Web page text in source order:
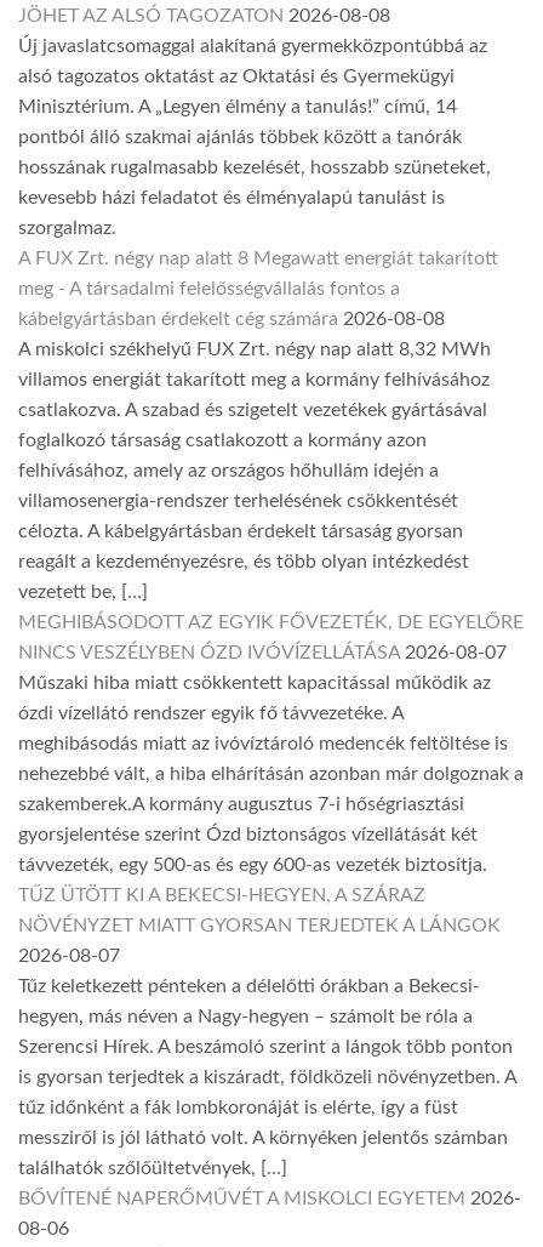
JÖHET AZ ALSÓ TAGOZATON 2026-08-08
Új javaslatcsomaggal alakítaná gyermekközpontúbbá az
alsó tagozatos oktatást az Oktatási és Gyermekügyi
Minisztérium. A „Legyen élmény a tanulás!” című, 14
pontból álló szakmai ajánlás többek között a tanórák
hosszának rugalmasabb kezelését, hosszabb szüneteket,
kevesebb házi feladatot és élményalapú tanulást is
szorgalmaz.
A FUX Zrt. négy nap alatt 8 Megawatt energiát takarított
meg - A társadalmi felelősségvállalás fontos a
kábelgyártásban érdekelt cég számára 2026-08-08
A miskolci székhelyű FUX Zrt. négy nap alatt 8,32 MWh
villamos energiát takarított meg a kormány felhívásához
csatlakozva. A szabad és szigetelt vezetékek gyártásával
foglalkozó társaság csatlakozott a kormány azon
felhívásához, amely az országos hőhullám idején a
villamosenergia-rendszer terhelésének csökkentését
célozta. A kábelgyártásban érdekelt társaság gyorsan
reagált a kezdeményezésre, és több olyan intézkedést
vezetett be, […]
MEGHIBÁSODOTT AZ EGYIK FŐVEZETÉK, DE EGYELŐRE
NINCS VESZÉLYBEN ÓZD IVÓVÍZELLÁTÁSA 2026-08-07
Műszaki hiba miatt csökkentett kapacitással működik az
ózdi vízellátó rendszer egyik fő távvezetéke. A
meghibásodás miatt az ivóvíztároló medencék feltöltése is
nehezebbé vált, a hiba elhárításán azonban már dolgoznak a
szakemberek.A kormány augusztus 7-i hőségriasztási
gyorsjelentése szerint Ózd biztonságos vízellátását két
távvezeték, egy 500-as és egy 600-as vezeték biztosítja.
TŰZ ÜTÖTT KI A BEKECSI-HEGYEN, A SZÁRAZ
NÖVÉNYZET MIATT GYORSAN TERJEDTEK A LÁNGOK
2026-08-07
Tűz keletkezett pénteken a délelőtti órákban a Bekecsi-
hegyen, más néven a Nagy-hegyen – számolt be róla a
Szerencsi Hírek. A beszámoló szerint a lángok több ponton
is gyorsan terjedtek a kiszáradt, földközeli növényzetben. A
tűz időnként a fák lombkoronáját is elérte, így a füst
messziről is jól látható volt. A környéken jelentős számban
találhatók szőlőültetvények, […]
BŐVÍTENÉ NAPERŐMŰVÉT A MISKOLCI EGYETEM 2026-
08-06